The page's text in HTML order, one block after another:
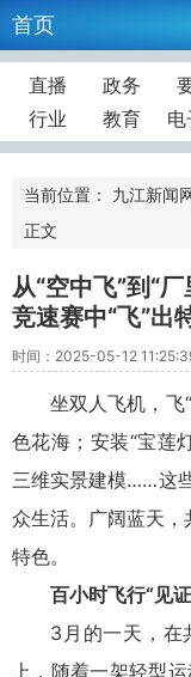
首页
直播 政务
行业
教育 电
当前位置： 九江新闻
正文
从“空中飞”到“
竞速赛中“飞”出
时间：2025-05-12
坐双人飞机，飞
色花海；安装“宝莲
三维实景建模……这
众生活。广阔蓝天，
特色。
百小时飞行“见
3月的一天，在
上，随着一架轻型